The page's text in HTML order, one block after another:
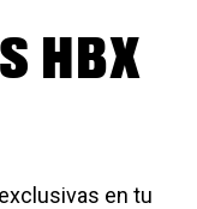
HBX
en tu